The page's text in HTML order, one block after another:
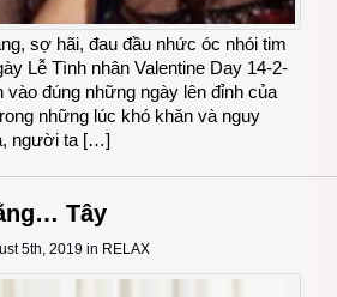
sợ hãi, đau đầu nhức óc nhói tim
Lễ Tình nhân Valentine Day 14-2-
vào đúng những ngày lên đỉnh của
những lúc khó khăn và nguy
người ta […]
Tây
5th, 2019 in RELAX